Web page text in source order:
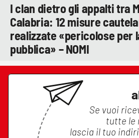
I clan dietro gli appalti tra
Calabria: 12 misure
realizzate «pericolose per
pubblica» – NOMI
Se vuoi
tutte le
lascia il tuo